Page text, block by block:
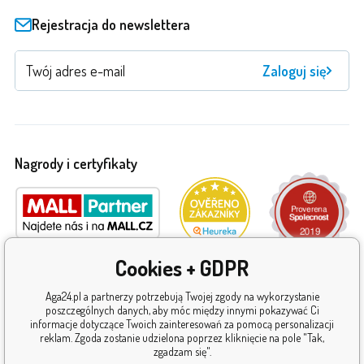
Rejestracja do newslettera
Zaloguj się
Nagrody i certyfikaty
Cookies + GDPR
Aga24.pl a partnerzy potrzebują Twojej zgody na wykorzystanie
poszczególnych danych, aby móc między innymi pokazywać Ci
informacje dotyczące Twoich zainteresowań za pomocą personalizacji
reklam. Zgoda zostanie udzielona poprzez kliknięcie na pole "Tak,
zgadzam się".